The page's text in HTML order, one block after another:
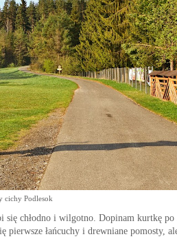
cichy Podlesok
się chłodno i wilgotno. Dopinam kurtkę po
pierwsze łańcuchy i drewniane pomosty,